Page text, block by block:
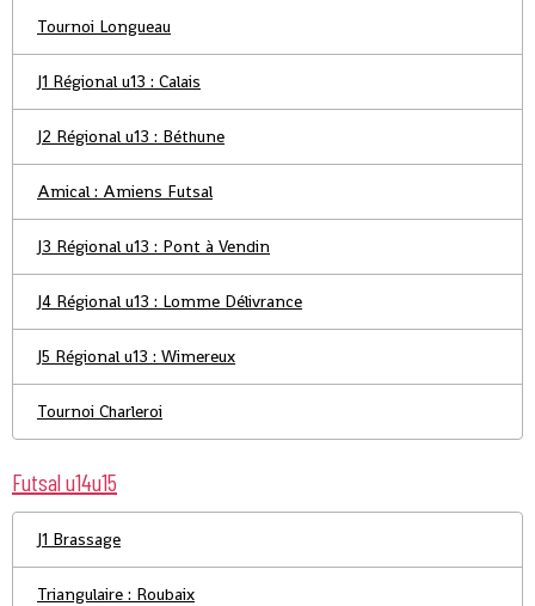
Tournoi Longueau
J1 Régional u13 : Calais
J2 Régional u13 : Béthune
Amical : Amiens Futsal
J3 Régional u13 : Pont à Vendin
J4 Régional u13 : Lomme Délivrance
J5 Régional u13 : Wimereux
Tournoi Charleroi
Futsal u14u15
J1 Brassage
Triangulaire : Roubaix